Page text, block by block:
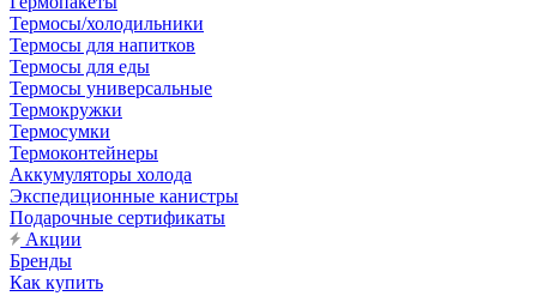
Термосы/холодильники
Термосы для напитков
Термосы для еды
Термосы универсальные
Термокружки
Термосумки
Термоконтейнеры
Аккумуляторы холода
Экспедиционные канистры
Подарочные сертификаты
Акции
Бренды
Как купить